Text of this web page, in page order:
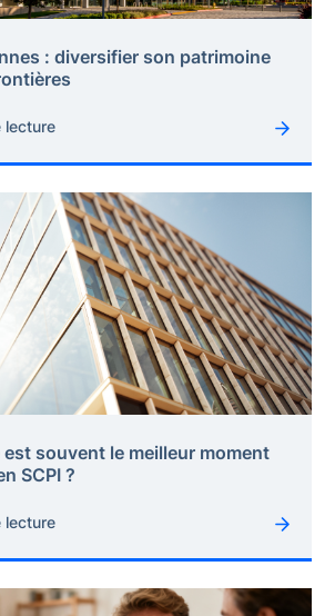
: diversifier son patrimoine
lecture
souvent le meilleur moment
SCPI ?
lecture